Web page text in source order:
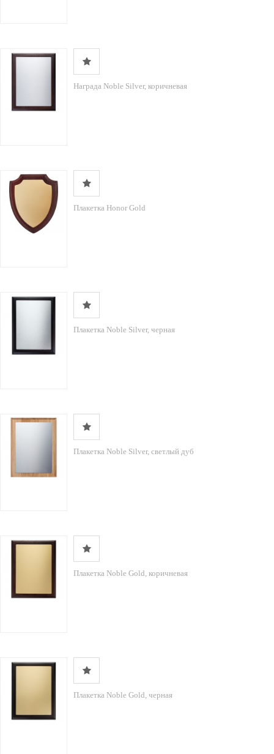
Награда Noble Silver, коричневая
Плакетка Honor Gold
Плакетка Noble Silver, черная
Плакетка Noble Silver, светлый дуб
Плакетка Noble Gold, коричневая
Плакетка Noble Gold, черная